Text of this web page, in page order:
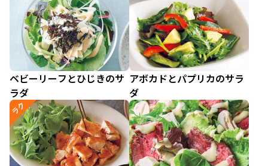
ベビーリーフとひじきのサ
ラダ
アボカドとパプリカのサラ
ダ
ラク